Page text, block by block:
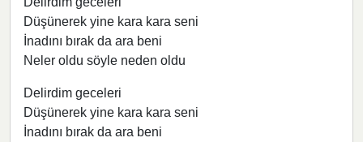
Düşünerek yine kara kara seni
İnadını bırak da ara beni
Neler oldu söyle neden oldu​
Delirdim geceleri
Düşünerek yine kara kara seni
İnadını bırak da ara beni